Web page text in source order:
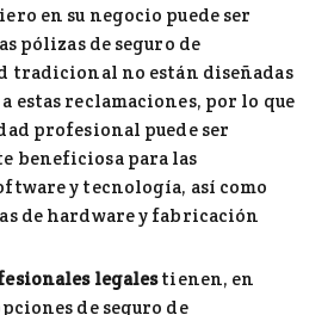
en su negocio puede ser
pólizas de seguro de
tradicional no están diseñadas
estas reclamaciones, por lo que
profesional puede ser
beneficiosa para las
y tecnología, así como
de hardware y fabricación
legalestienen, en
de seguro de